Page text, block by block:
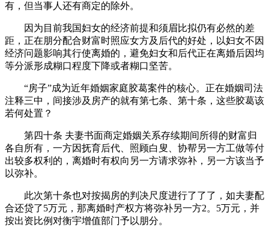
有，但当事人还有商定的除外。
因为目前我国妇女的经济前提和须眉比拟仍有必然的差
距，正在朋分配合财富时照应女方及后代的好处，以妇女不因
经济问题影响其行使离婚的，避免妇女和后代正在离婚后因均
等分派形成糊口程度下降或者糊口坚苦。
“房子”成为近年婚姻家庭胶葛案件的核心。正在婚姻司法
注释三中，间接涉及房产的就有第七条、第十条，这些胶葛该
若何处置？
第四十条 夫妻书面商定婚姻关系存续期间所得的财富归
各自所有，一方因抚育后代、照顾白叟、协帮另一方工做等付
出较多权利的，离婚时有权向另一方请求弥补，另一方该当予
以弥补。
此次第十条也对按揭房的判决尺度进行了了了，如夫妻配
合还贷了5万元，那离婚时产权方将弥补另一方2。5万元，并
按出资比例对衡宇增值部门予以朋分。